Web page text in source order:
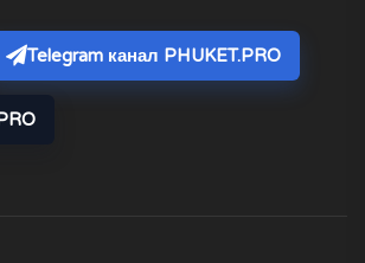
Telegram канал PHUKET.PRO